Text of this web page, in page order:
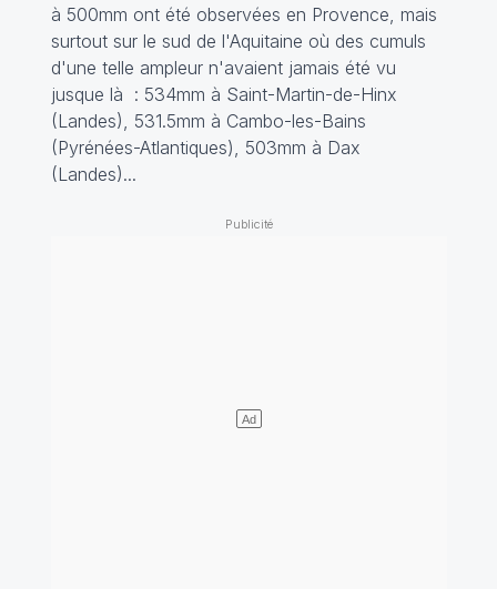
à 500mm ont été observées en Provence, mais
surtout sur le sud de l'Aquitaine où des cumuls
d'une telle ampleur n'avaient jamais été vu
jusque là : 534mm à Saint-Martin-de-Hinx
(Landes), 531.5mm à Cambo-les-Bains
(Pyrénées-Atlantiques), 503mm à Dax
(Landes)...